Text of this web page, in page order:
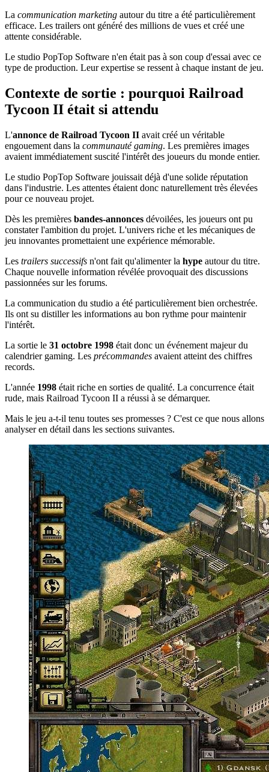
La communication marketing autour du titre a été particulièrement
efficace. Les trailers ont généré des millions de vues et créé une
attente considérable.
Le studio PopTop Software n'en était pas à son coup d'essai avec ce
type de production. Leur expertise se ressent à chaque instant de jeu.
Contexte de sortie : pourquoi Railroad
Tycoon II était si attendu
L'annonce de Railroad Tycoon II avait créé un véritable
engouement dans la communauté gaming. Les premières images
avaient immédiatement suscité l'intérêt des joueurs du monde entier.
Le studio PopTop Software jouissait déjà d'une solide réputation
dans l'industrie. Les attentes étaient donc naturellement très élevées
pour ce nouveau projet.
Dès les premières bandes-annonces dévoilées, les joueurs ont pu
constater l'ambition du projet. L'univers riche et les mécaniques de
jeu innovantes promettaient une expérience mémorable.
Les trailers successifs n'ont fait qu'alimenter la hype autour du titre.
Chaque nouvelle information révélée provoquait des discussions
passionnées sur les forums.
La communication du studio a été particulièrement bien orchestrée.
Ils ont su distiller les informations au bon rythme pour maintenir
l'intérêt.
La sortie le 31 octobre 1998 était donc un événement majeur du
calendrier gaming. Les précommandes avaient atteint des chiffres
records.
L'année 1998 était riche en sorties de qualité. La concurrence était
rude, mais Railroad Tycoon II a réussi à se démarquer.
Mais le jeu a-t-il tenu toutes ses promesses ? C'est ce que nous allons
analyser en détail dans les sections suivantes.